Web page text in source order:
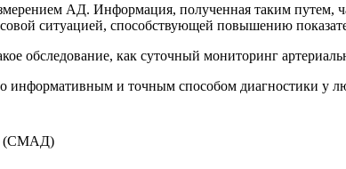
АД. Информация, полученная таким путем,
ситуацией, способствующей повышению
обследование, как суточный мониторинг
информативным и точным способом диагностики у
(СМАД)